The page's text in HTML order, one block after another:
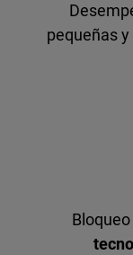
pequeñas